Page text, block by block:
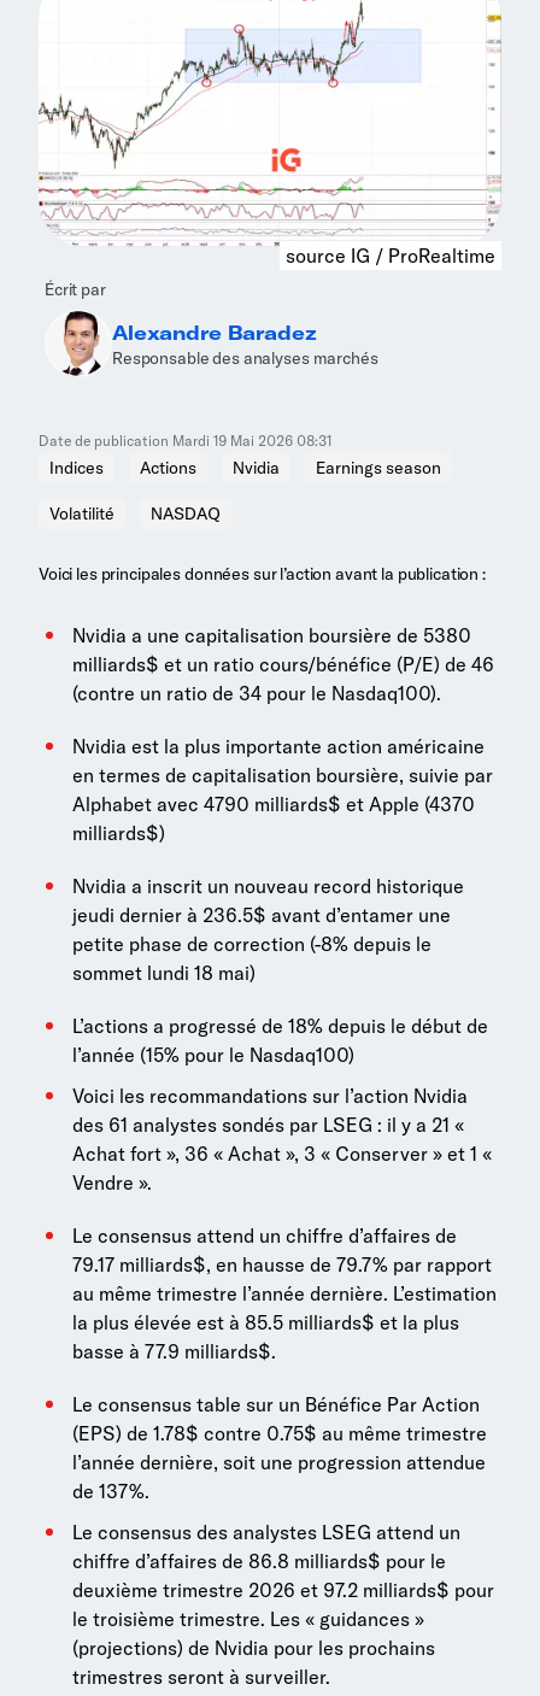
source IG / ProRealtime
Écrit par
Alexandre Baradez
Responsable des analyses marchés
Date de publication Mardi 19 Mai 2026 08:31
Indices Actions Nvidia Earnings season
Volatilité NASDAQ
Voici les principales données sur l’action avant la publication :
Nvidia a une capitalisation boursière de 5380
milliards$ et un ratio cours/bénéfice (P/E) de 46
(contre un ratio de 34 pour le Nasdaq100).
Nvidia est la plus importante action américaine
en termes de capitalisation boursière, suivie par
Alphabet avec 4790 milliards$ et Apple (4370
milliards$)
Nvidia a inscrit un nouveau record historique
jeudi dernier à 236.5$ avant d’entamer une
petite phase de correction (-8% depuis le
sommet lundi 18 mai)
L’actions a progressé de 18% depuis le début de
l’année (15% pour le Nasdaq100)
Voici les recommandations sur l’action Nvidia
des 61 analystes sondés par LSEG : il y a 21 «
Achat fort », 36 « Achat », 3 « Conserver » et 1 «
Vendre ».
Le consensus attend un chiffre d’affaires de
79.17 milliards$, en hausse de 79.7% par rapport
au même trimestre l’année dernière. L’estimation
la plus élevée est à 85.5 milliards$ et la plus
basse à 77.9 milliards$.
Le consensus table sur un Bénéfice Par Action
(EPS) de 1.78$ contre 0.75$ au même trimestre
l’année dernière, soit une progression attendue
de 137%.
Le consensus des analystes LSEG attend un
chiffre d’affaires de 86.8 milliards$ pour le
deuxième trimestre 2026 et 97.2 milliards$ pour
le troisième trimestre. Les « guidances »
(projections) de Nvidia pour les prochains
trimestres seront à surveiller.